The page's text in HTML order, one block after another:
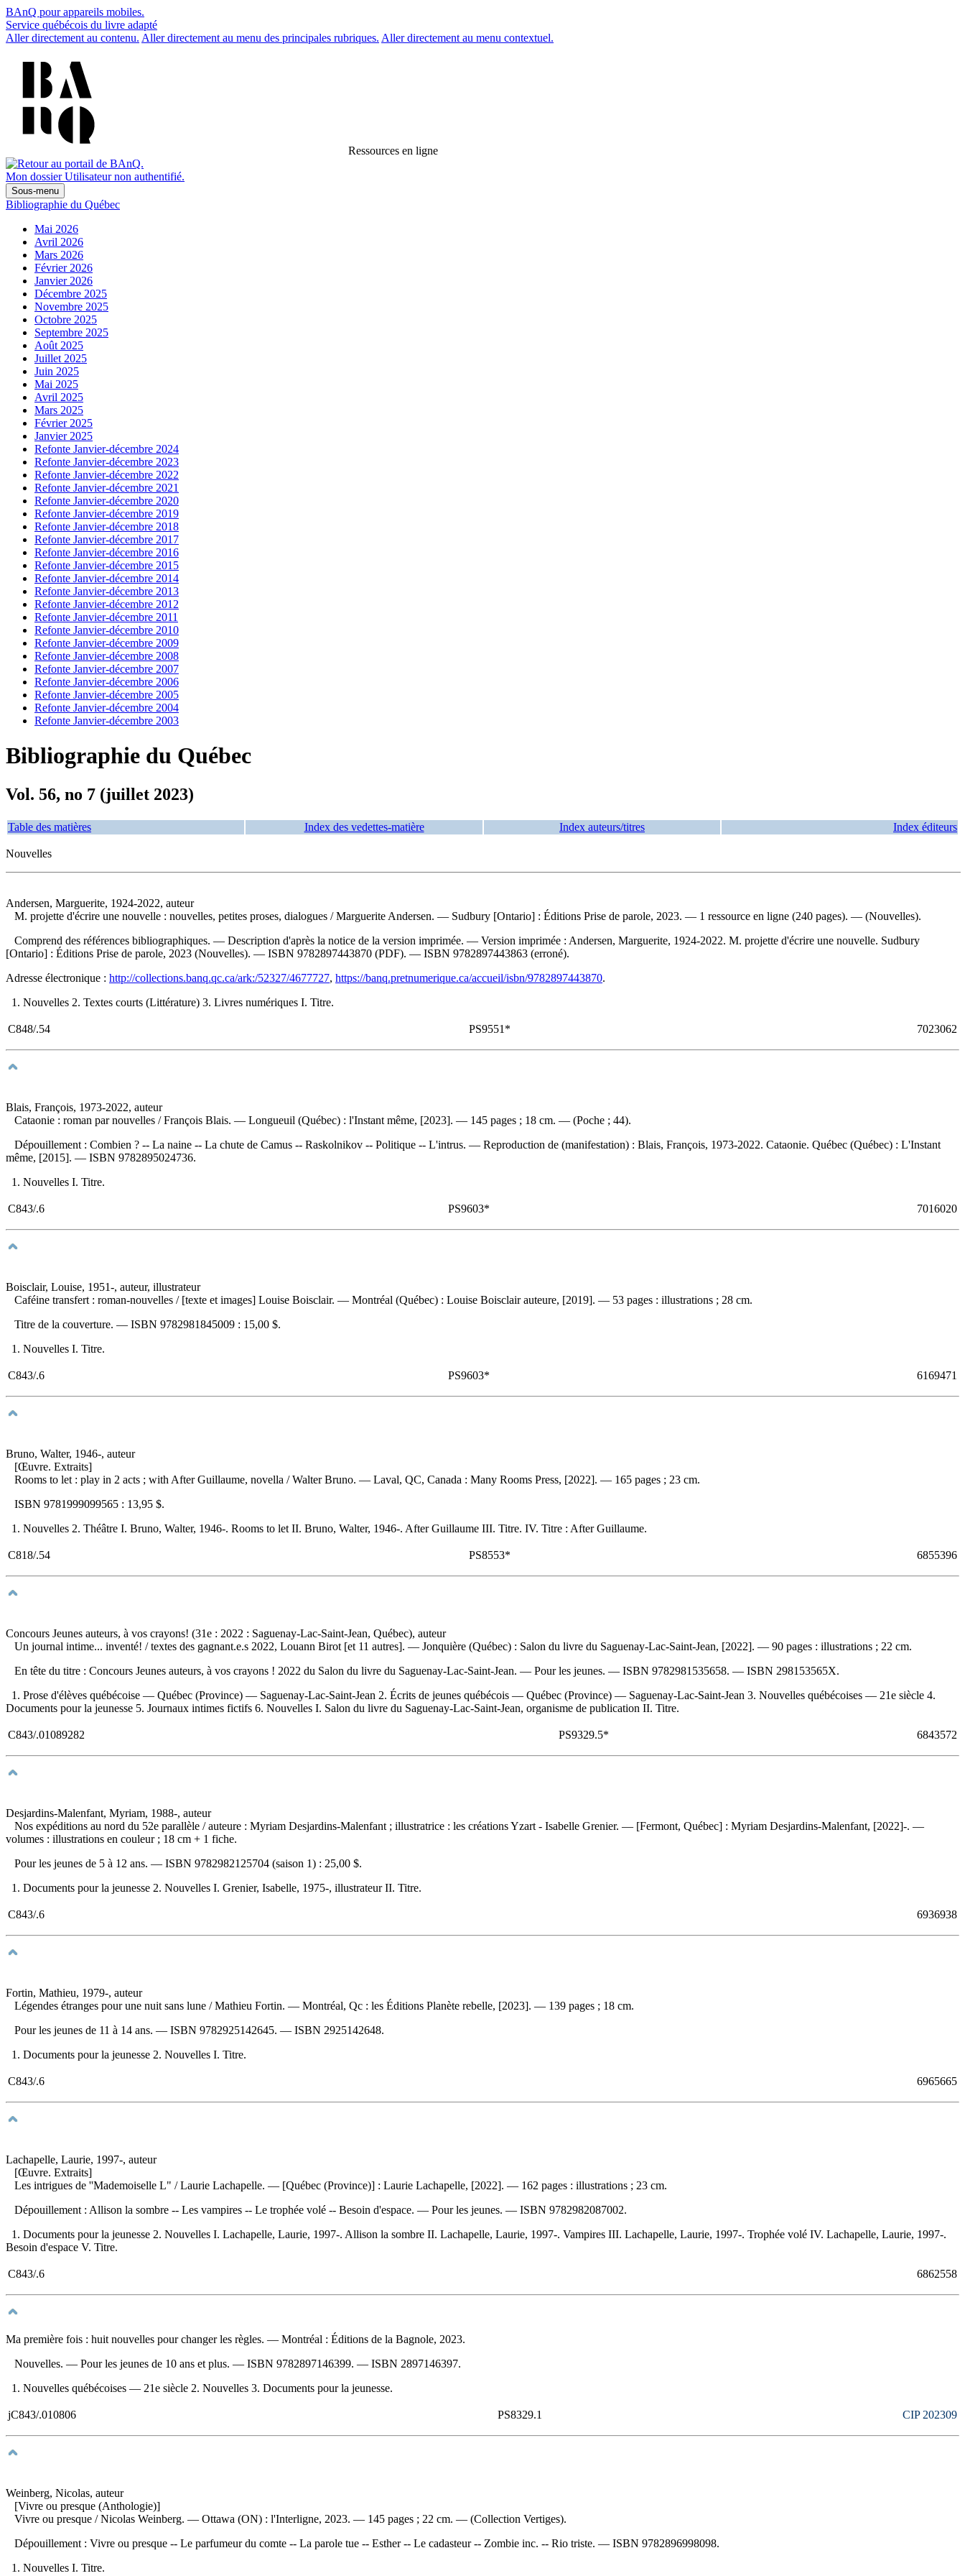
BAnQ pour appareils mobiles.
Service québécois du livre adapté
Aller directement au contenu. Aller directement au menu des principales rubriques. Aller directement au menu contextuel.
Ressources en ligne
Mon dossier Utilisateur non authentifié.
Sous-menu
Bibliographie du Québec
Mai 2026
Avril 2026
Mars 2026
Février 2026
Janvier 2026
Décembre 2025
Novembre 2025
Octobre 2025
Septembre 2025
Août 2025
Juillet 2025
Juin 2025
Mai 2025
Avril 2025
Mars 2025
Février 2025
Janvier 2025
Refonte Janvier-décembre 2024
Refonte Janvier-décembre 2023
Refonte Janvier-décembre 2022
Refonte Janvier-décembre 2021
Refonte Janvier-décembre 2020
Refonte Janvier-décembre 2019
Refonte Janvier-décembre 2018
Refonte Janvier-décembre 2017
Refonte Janvier-décembre 2016
Refonte Janvier-décembre 2015
Refonte Janvier-décembre 2014
Refonte Janvier-décembre 2013
Refonte Janvier-décembre 2012
Refonte Janvier-décembre 2011
Refonte Janvier-décembre 2010
Refonte Janvier-décembre 2009
Refonte Janvier-décembre 2008
Refonte Janvier-décembre 2007
Refonte Janvier-décembre 2006
Refonte Janvier-décembre 2005
Refonte Janvier-décembre 2004
Refonte Janvier-décembre 2003
Bibliographie du Québec
Vol. 56, no 7 (juillet 2023)
Table des matières Index des vedettes-matière Index auteurs/titres Index éditeurs
Nouvelles
Andersen, Marguerite, 1924-2022, auteur
M. projette d'écrire une nouvelle : nouvelles, petites proses, dialogues / Marguerite Andersen. — Sudbury [Ontario] : Éditions Prise de parole, 2023. — 1 ressource en ligne (240 pages). — (Nouvelles).
Comprend des références bibliographiques. — Description d'après la notice de la version imprimée. — Version imprimée : Andersen, Marguerite, 1924-2022. M. projette d'écrire une nouvelle. Sudbury
[Ontario] : Éditions Prise de parole, 2023 (Nouvelles). — ISBN 9782897443870 (PDF). — ISBN 9782897443863 (erroné).
Adresse électronique : http://collections.banq.qc.ca/ark:/52327/4677727, https://banq.pretnumerique.ca/accueil/isbn/9782897443870.
1. Nouvelles 2. Textes courts (Littérature) 3. Livres numériques I. Titre.
C848/.54 PS9551* 7023062
Blais, François, 1973-2022, auteur
Cataonie : roman par nouvelles / François Blais. — Longueuil (Québec) : l'Instant même, [2023]. — 145 pages ; 18 cm. — (Poche ; 44).
Dépouillement : Combien ? -- La naine -- La chute de Camus -- Raskolnikov -- Politique -- L'intrus. — Reproduction de (manifestation) : Blais, François, 1973-2022. Cataonie. Québec (Québec) : L'Instant
même, [2015]. — ISBN 9782895024736.
1. Nouvelles I. Titre.
C843/.6 PS9603* 7016020
Boisclair, Louise, 1951-, auteur, illustrateur
Caféine transfert : roman-nouvelles / [texte et images] Louise Boisclair. — Montréal (Québec) : Louise Boisclair auteure, [2019]. — 53 pages : illustrations ; 28 cm.
Titre de la couverture. — ISBN 9782981845009 : 15,00 $.
1. Nouvelles I. Titre.
C843/.6 PS9603* 6169471
Bruno, Walter, 1946-, auteur
[Œuvre. Extraits]
Rooms to let : play in 2 acts ; with After Guillaume, novella / Walter Bruno. — Laval, QC, Canada : Many Rooms Press, [2022]. — 165 pages ; 23 cm.
ISBN 9781999099565 : 13,95 $.
1. Nouvelles 2. Théâtre I. Bruno, Walter, 1946-. Rooms to let II. Bruno, Walter, 1946-. After Guillaume III. Titre. IV. Titre : After Guillaume.
C818/.54 PS8553* 6855396
Concours Jeunes auteurs, à vos crayons! (31e : 2022 : Saguenay-Lac-Saint-Jean, Québec), auteur
Un journal intime... inventé! / textes des gagnant.e.s 2022, Louann Birot [et 11 autres]. — Jonquière (Québec) : Salon du livre du Saguenay-Lac-Saint-Jean, [2022]. — 90 pages : illustrations ; 22 cm.
En tête du titre : Concours Jeunes auteurs, à vos crayons ! 2022 du Salon du livre du Saguenay-Lac-Saint-Jean. — Pour les jeunes. — ISBN 9782981535658. — ISBN 298153565X.
1. Prose d'élèves québécoise — Québec (Province) — Saguenay-Lac-Saint-Jean 2. Écrits de jeunes québécois — Québec (Province) — Saguenay-Lac-Saint-Jean 3. Nouvelles québécoises — 21e siècle 4.
Documents pour la jeunesse 5. Journaux intimes fictifs 6. Nouvelles I. Salon du livre du Saguenay-Lac-Saint-Jean, organisme de publication II. Titre.
C843/.01089282 PS9329.5* 6843572
Desjardins-Malenfant, Myriam, 1988-, auteur
Nos expéditions au nord du 52e parallèle / auteure : Myriam Desjardins-Malenfant ; illustratrice : les créations Yzart - Isabelle Grenier. — [Fermont, Québec] : Myriam Desjardins-Malenfant, [2022]-. —
volumes : illustrations en couleur ; 18 cm + 1 fiche.
Pour les jeunes de 5 à 12 ans. — ISBN 9782982125704 (saison 1) : 25,00 $.
1. Documents pour la jeunesse 2. Nouvelles I. Grenier, Isabelle, 1975-, illustrateur II. Titre.
C843/.6 6936938
Fortin, Mathieu, 1979-, auteur
Légendes étranges pour une nuit sans lune / Mathieu Fortin. — Montréal, Qc : les Éditions Planète rebelle, [2023]. — 139 pages ; 18 cm.
Pour les jeunes de 11 à 14 ans. — ISBN 9782925142645. — ISBN 2925142648.
1. Documents pour la jeunesse 2. Nouvelles I. Titre.
C843/.6 6965665
Lachapelle, Laurie, 1997-, auteur
[Œuvre. Extraits]
Les intrigues de ''Mademoiselle L" / Laurie Lachapelle. — [Québec (Province)] : Laurie Lachapelle, [2022]. — 162 pages : illustrations ; 23 cm.
Dépouillement : Allison la sombre -- Les vampires -- Le trophée volé -- Besoin d'espace. — Pour les jeunes. — ISBN 9782982087002.
1. Documents pour la jeunesse 2. Nouvelles I. Lachapelle, Laurie, 1997-. Allison la sombre II. Lachapelle, Laurie, 1997-. Vampires III. Lachapelle, Laurie, 1997-. Trophée volé IV. Lachapelle, Laurie, 1997-.
Besoin d'espace V. Titre.
C843/.6 6862558
Ma première fois : huit nouvelles pour changer les règles. — Montréal : Éditions de la Bagnole, 2023.
Nouvelles. — Pour les jeunes de 10 ans et plus. — ISBN 9782897146399. — ISBN 2897146397.
1. Nouvelles québécoises — 21e siècle 2. Nouvelles 3. Documents pour la jeunesse.
jC843/.010806 PS8329.1 CIP 202309
Weinberg, Nicolas, auteur
[Vivre ou presque (Anthologie)]
Vivre ou presque / Nicolas Weinberg. — Ottawa (ON) : l'Interligne, 2023. — 145 pages ; 22 cm. — (Collection Vertiges).
Dépouillement : Vivre ou presque -- Le parfumeur du comte -- La parole tue -- Esther -- Le cadasteur -- Zombie inc. -- Rio triste. — ISBN 9782896998098.
1. Nouvelles I. Titre.